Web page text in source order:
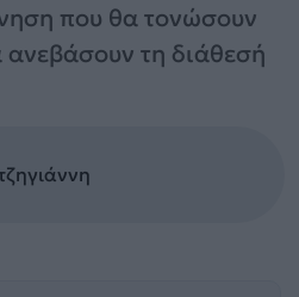
που θα τονώσουν
τη διάθεσή